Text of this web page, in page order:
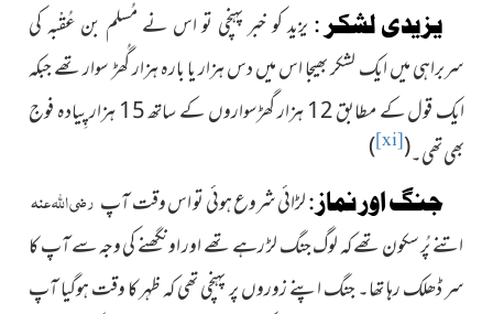
یزیدی لشکر : یزید کو خبر پہنچی تو اس نے مُسلم بن عُقْبہ کی
سربراہیمیں ایک لشکر بھیجا اس میں دس ہزار یا بارہ ہزار گُھڑ سوار تھے جبکہ
ایک قول کے مطابق 12 ہزار گھڑسواروں کے ساتھ 15 ہزار پِیادہ فوج
بھی تھی۔(
[xi]
)
جنگ اور نماز :لڑائی شروع ہوئی تو اس وقت آپ رضی اللہ عنہ
اتنے پُر سکون تھے کہ لوگ جنگ لڑ رہے تھے اور اونگھنے کی وجہ سے آپ کا
سر ڈھلک رہا تھا۔ جنگ اپنے زوروں پر پہنچی تھی کہ ظہر کا وقت ہوگیا آپ